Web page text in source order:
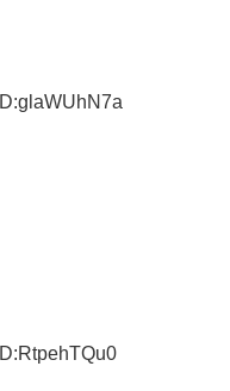
ID:glaWUhN7a
ID:RtpehTQu0